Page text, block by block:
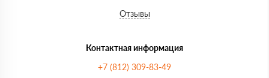
Отзывы
Контактная информация
+7 (812) 309-83-49